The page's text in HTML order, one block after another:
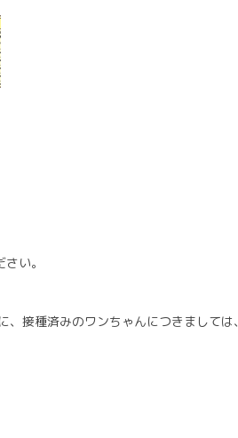
い。
接種済みのワンちゃんにつきましては